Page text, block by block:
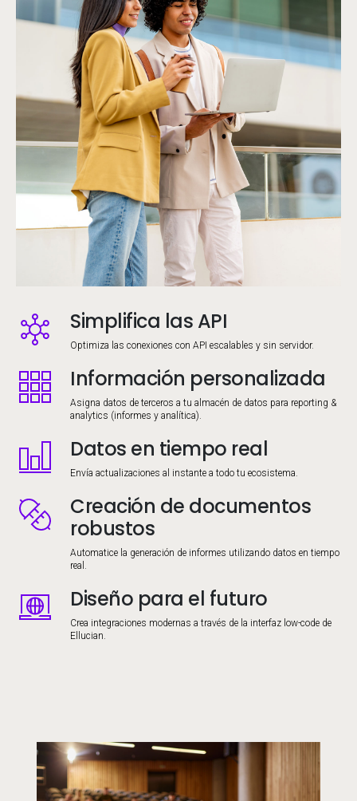
Image Simplifica las API
Optimiza las conexiones con API escalables y sin servidor.
Image Información personalizada
Asigna datos de terceros a tu almacén de datos para reporting &
analytics (informes y analítica).
Image Datos en tiempo real
Envía actualizaciones al instante a todo tu ecosistema.
Image
Creación de documentos
robustos
Automatice la generación de informes utilizando datos en tiempo
real.
Image Diseño para el futuro
Crea integraciones modernas a través de la interfaz low-code de
Ellucian.